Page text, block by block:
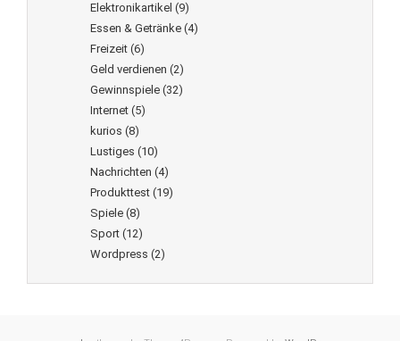
Elektronikartikel (9)
Essen & Getränke (4)
Freizeit (6)
Geld verdienen (2)
Gewinnspiele (32)
Internet (5)
kurios (8)
Lustiges (10)
Nachrichten (4)
Produkttest (19)
Spiele (8)
Sport (12)
Wordpress (2)